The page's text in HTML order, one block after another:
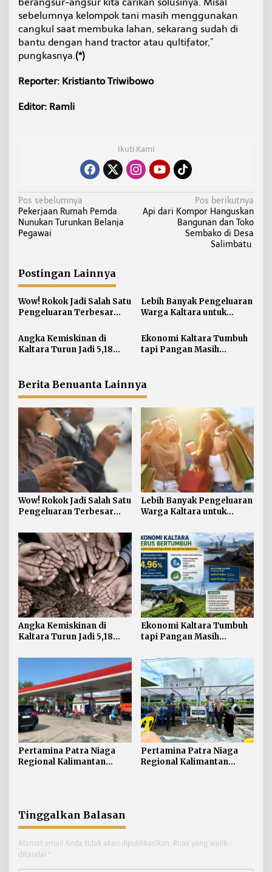
berangsur-angsur kita carikan solusinya. Misal
sebelumnya kelompok tani masih menggunakan
cangkul saat membuka lahan, sekarang sudah di
bantu dengan hand tractor atau qultifator,”
pungkasnya.(*)
Reporter: Kristianto Triwibowo
Editor: Ramli
Ikuti Kami
N
a
v
a
s
i
p
o
s
Pos sebelumnya
Pekerjaan Rumah Pemda
Nunukan Turunkan Belanja
Pegawai
Pos berikutnya
Api dari Kompor Hanguskan
Bangunan dan Toko
Sembako di Desa
Salimbatu
Postingan Lainnya
Wow! Rokok Jadi Salah Satu
Pengeluaran Terbesar
Lebih Banyak Pengeluaran
Warga Kaltara untuk
Angka Kemiskinan di
Kaltara Turun Jadi 5,18
Meningkat
Ekonomi Kaltara Tumbuh
tapi Pangan Masih
Berita Benuanta Lainnya
Wow! Rokok Jadi Salah Satu
Pengeluaran Terbesar
Lebih Banyak Pengeluaran
Warga Kaltara untuk
Angka Kemiskinan di
Kaltara Turun Jadi 5,18
dan Keparahan Justru
Ekonomi Kaltara Tumbuh
tapi Pangan Masih
Pertamina Patra Niaga
Regional Kalimantan
Pertamina Patra Niaga
Regional Kalimantan
Tinggalkan Balasan
Alamat email Anda tidak akan dipublikasikan. Ruas yang wajib
ditandai *